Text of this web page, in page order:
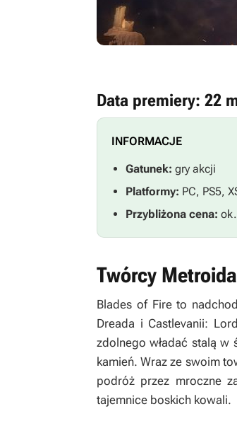
Data premiery: 22
INFORMACJE
Gatunek: gry akcji
Platformy: PC, PS5,
Przybliżona cena:
Twórcy
Blades of Fireto
Dreada i Castlevanii:
zdolnego władać stalą w
kamień. Wraz ze swoim
podróż przez mroczne
tajemnice boskich kowali.